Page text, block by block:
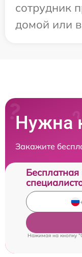
сотрудник
домой или
Нужна
Закажите
Бесплатная
Нажимая на кнопку